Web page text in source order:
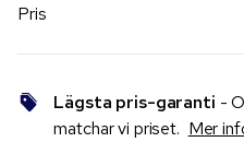
Pris
Lägsta pris-garanti -
matchar vi priset. Mer